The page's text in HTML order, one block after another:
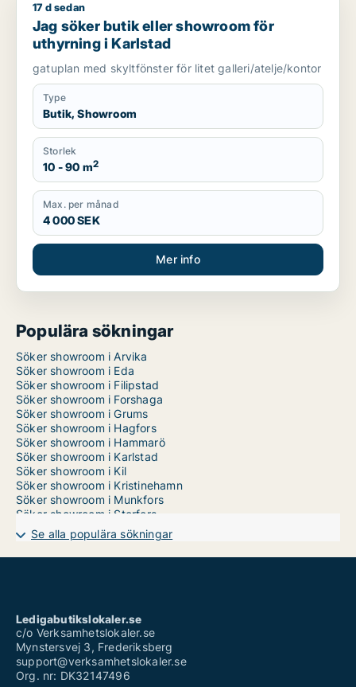
Jag söker butik eller showroom för uthyrning i Karlstad
17 d sedan
Jag söker butik eller showroom för
uthyrning i Karlstad
gatuplan med skyltfönster för litet galleri/atelje/kontor
Type
Butik, Showroom
Storlek
10 - 90 m2
Max. per månad
4 000 SEK
Mer info
Populära sökningar
Söker showroom i Arvika
Söker showroom i Eda
Söker showroom i Filipstad
Söker showroom i Forshaga
Söker showroom i Grums
Söker showroom i Hagfors
Söker showroom i Hammarö
Söker showroom i Karlstad
Söker showroom i Kil
Söker showroom i Kristinehamn
Söker showroom i Munkfors
Söker showroom i Storfors
Söker showroom i Sunne
Söker showroom i Säffle
Söker showroom i Torsby
Se alla populära sökningar
Ledigabutikslokaler.se
c/o Verksamhetslokaler.se
Mynstersvej 3, Frederiksberg
support@verksamhetslokaler.se
Org. nr: DK32147496